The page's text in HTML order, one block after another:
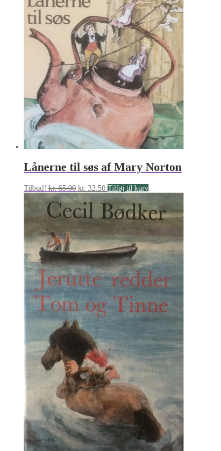
Lånerne til søs af Mary Norton
Tilbud! kr.65.00 Den
oprindelige
pris
var:
kr. 65.00.
kr. 32.50Den
aktuelle
pris
er:
kr. 32.50.
Tilføj til kurv